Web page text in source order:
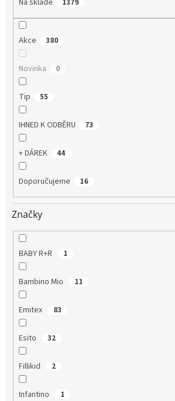
Na skladě 1379
Akce 380
Novinka 0
Tip 55
IHNED K ODBĚRU 73
+ DÁREK 44
Doporučujeme 16
Značky
BABY R+R 1
Bambino Mio 11
Emitex 83
Esito 32
Fillikid 2
Infantino 1